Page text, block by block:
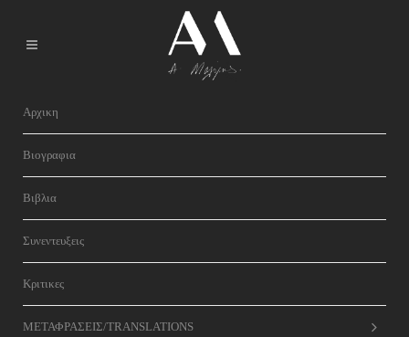
Αρχικη
Βιογραφια
Βιβλια
Συνεντευξεις
Κριτικες
ΜΕΤΑΦΡΑΣΕΙΣ/TRANSLATIONS